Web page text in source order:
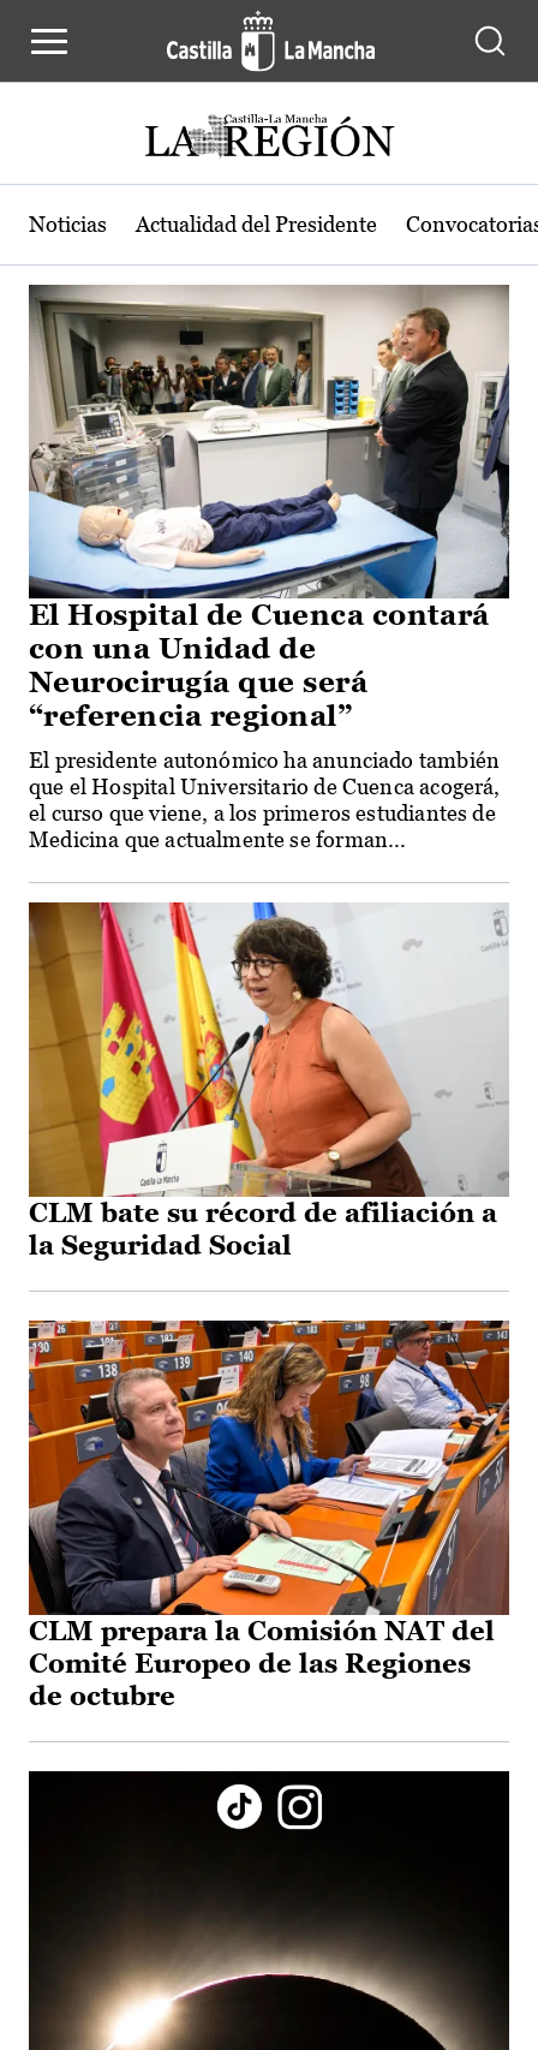
Actualidad de la región de Castilla-
Noticias Actualidad del Presidente
El Hospital de Cuenca contará
con una Unidad de
Neurocirugía que será
“referencia regional”
El presidente autonómico ha anunciado también
que el Hospital Universitario de Cuenca acogerá,
el curso que viene, a los primeros estudiantes de
Medicina que actualmente se forman...
CLM bate su récord de afiliación a
la Seguridad Social
CLM prepara la Comisión NAT del
Comité Europeo de las Regiones
de octubre